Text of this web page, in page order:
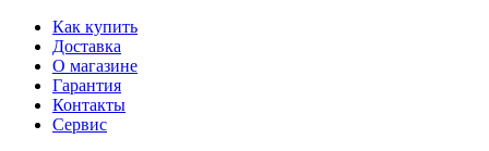
Как купить
Доставка
О магазине
Гарантия
Контакты
Сервис